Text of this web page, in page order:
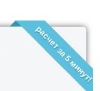
расчет за 5 минут!